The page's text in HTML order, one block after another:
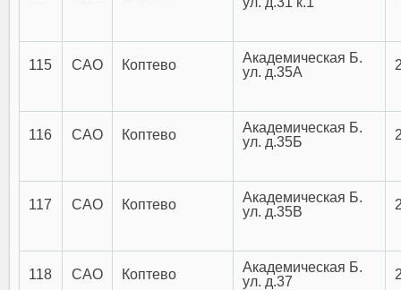
115 САО Коптево
Академическая Б.
ул. д.35А
116 САО Коптево
Академическая Б.
ул. д.35Б
117 САО Коптево
Академическая Б.
ул. д.35В
118 САО Коптево
Академическая Б.
ул. д.37